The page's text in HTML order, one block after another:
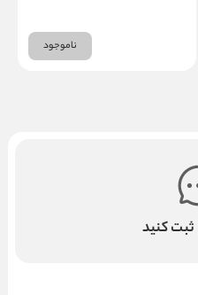
ناموجود
ثبت کنید